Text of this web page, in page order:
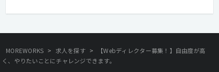
MOREWORKS > 求人を探す >
【Webディレクター募集！】自由度が高
く、やりたいことにチャレンジできます。